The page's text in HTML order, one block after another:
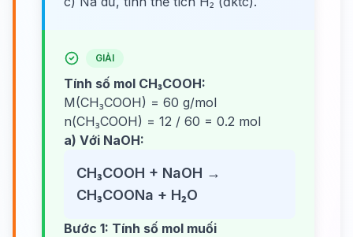
GIẢI
Tính số mol CH₃COOH:
M(CH₃COOH) = 60 g/mol
n(CH₃COOH) = 12 / 60 = 0.2 mol
a) Với NaOH:
CH₃COOH + NaOH →
CH₃COONa + H₂O
Bước 1: Tính số mol muối